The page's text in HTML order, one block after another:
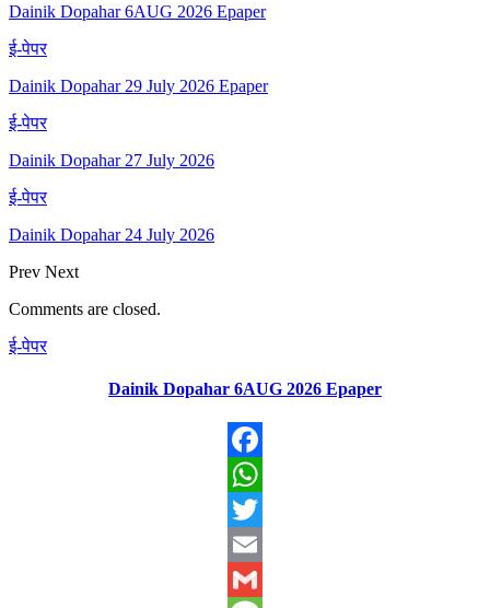
Dainik Dopahar 6AUG 2026 Epaper
ई-पेपर
Dainik Dopahar 29 July 2026 Epaper
ई-पेपर
Dainik Dopahar 27 July 2026
ई-पेपर
Dainik Dopahar 24 July 2026
Prev Next
Comments are closed.
ई-पेपर
Dainik Dopahar 6AUG 2026 Epaper
Facebook
WhatsApp
Twitter
Email